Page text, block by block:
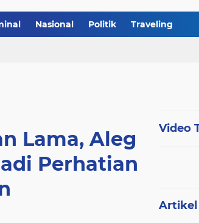
Nasional Politik Traveling
Lama, Aleg
Perhatian
Video
Artikel